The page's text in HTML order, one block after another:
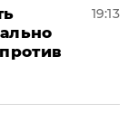
19:13